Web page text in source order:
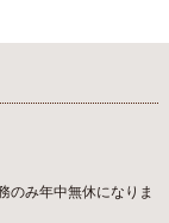
のみ年中無休になりま